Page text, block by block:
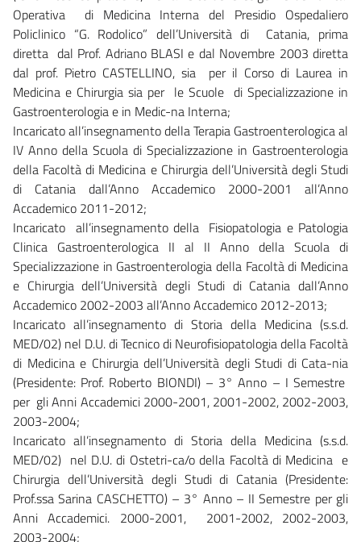
Operativa di Medicina Interna del Presidio Ospedaliero
Policlinico “G. Rodolico” dell’Università di Catania, prima
diretta dal Prof. Adriano BLASI e dal Novembre 2003 diretta
dal prof. Pietro CASTELLINO, sia per il Corso di Laurea in
Medicina e Chirurgia sia per le Scuole di Specializzazione in
Gastroenterologia e in Medic-na Interna;
Incaricato all’insegnamento della Terapia Gastroenterologica al
IV Anno della Scuola di Specializzazione in Gastroenterologia
della Facoltà di Medicina e Chirurgia dell’Università degli Studi
di Catania dall’Anno Accademico 2000-2001 all’Anno
Accademico 2011-2012;
Incaricato all’insegnamento della Fisiopatologia e Patologia
Clinica Gastroenterologica II al II Anno della Scuola di
Specializzazione in Gastroenterologia della Facoltà di Medicina
e Chirurgia dell’Università degli Studi di Catania dall’Anno
Accademico 2002-2003 all’Anno Accademico 2012-2013;
Incaricato all’insegnamento di Storia della Medicina (s.s.d.
MED/02) nel D.U. di Tecnico di Neurofisiopatologia della Facoltà
di Medicina e Chirurgia dell’Università degli Studi di Cata-nia
(Presidente: Prof. Roberto BIONDI) – 3° Anno – I Semestre
per gli Anni Accademici 2000-2001, 2001-2002, 2002-2003,
2003-2004;
Incaricato all’insegnamento di Storia della Medicina (s.s.d.
MED/02) nel D.U. di Ostetri-ca/o della Facoltà di Medicina e
Chirurgia dell’Università degli Studi di Catania (Presidente:
Prof.ssa Sarina CASCHETTO) – 3° Anno – II Semestre per gli
Anni Accademici. 2000-2001, 2001-2002, 2002-2003,
2003-2004;